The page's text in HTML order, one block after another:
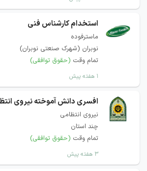
استخدام کارشناس فنی
ماسترفوده
نوبران (شهرک صنعتی نوبران)
تمام وقت (حقوق توافقی)
۱ هفته پیش
افسری دانش آموخته نیروی
نیروی انتظامی
چند استان
تمام وقت (حقوق توافقی)
۳ هفته پیش